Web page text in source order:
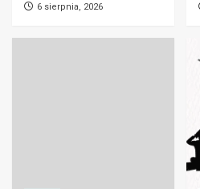
6 sierpnia, 2026